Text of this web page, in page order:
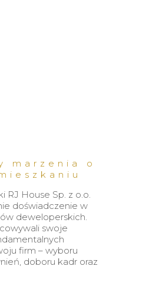
marzenia o
RJ House Sp. z o.o.
doświadczenie w
deweloperskich.
swoje
firm – wyboru
doboru kadr oraz